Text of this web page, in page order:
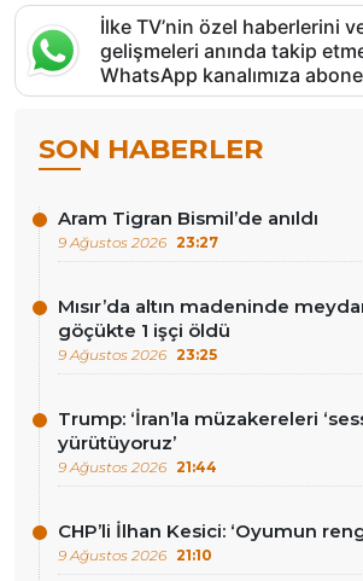
İlke TV’nin özel haberlerini
gelişmeleri anında takip
WhatsApp kanalımıza
SON HABERLER
Aram Tigran Bismil’de anıldı
9 Ağustos 2026 23:27
Mısır’da altın madeninde
göçükte 1 işçi öldü
9 Ağustos 2026 23:25
Trump: ‘İran’la müzakereleri
yürütüyoruz’
9 Ağustos 2026 21:44
CHP’li İlhan Kesici: ‘Oyumun
9 Ağustos 2026 21:10